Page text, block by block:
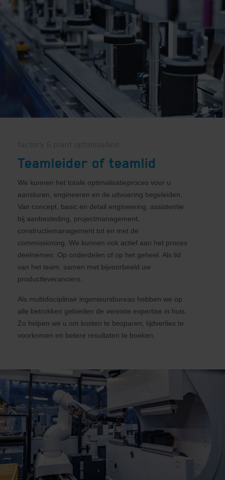
Teamleider of teamlid
We kunnen het totale optimalisatieproces voor u
aansturen, engineeren en de uitvoering begeleiden.
Van concept, basic en detail engineering, assistentie
bij aanbesteding, projectmanagement,
constructiemanagement tot en met de
commissioning. We kunnen ook actief aan het proces
deelnemen. Op onderdelen of op het geheel. Als lid
van het team, samen met bijvoorbeeld uw
productleveranciers.
Als multidisciplinair ingenieursbureau hebben we op
alle betrokken gebieden de vereiste expertise in huis.
Zo helpen we u om kosten te besparen, tijdverlies te
voorkomen en betere resultaten te boeken.